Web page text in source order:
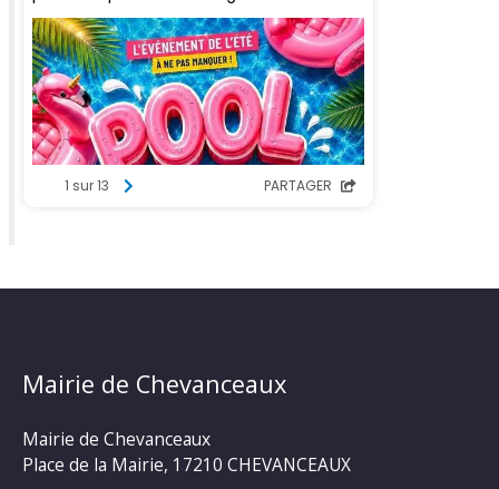
Mairie de Chevanceaux
Mairie de Chevanceaux
Place de la Mairie, 17210 CHEVANCEAUX